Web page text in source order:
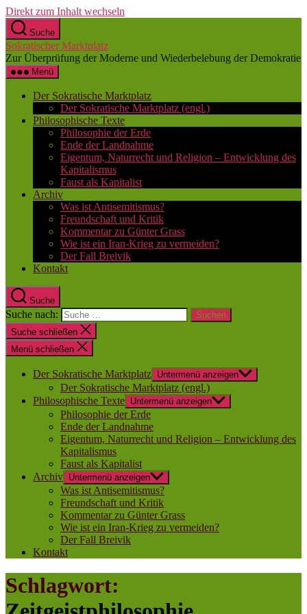
Direkt zum Inhalt wechseln
Suche
Sokratischer Marktplatz
Zur Überprüfung der Moderne und Wiederbelebung der Demokratie
Menü
Der Sokratische Marktplatz
Der Sokratische Marktplatz (engl.)
Philosophische Texte
Philosophie der Erde
Ende der Landnahme
Eigentum, Naturrecht und Religion – Entwicklung des
Kapitalismus
Faust als Kapitalist
Archiv
Was ist Antisemitismus?
Freundschaft und Kritik
Kommentar zu Günter Grass
Wie ist ein Iran-Krieg zu vermeiden?
Der Fall Breivik
Kontakt
Suche
Suche nach:
Suche schließen
Menü schließen
Der Sokratische Marktplatz Untermenü anzeigen
Der Sokratische Marktplatz (engl.)
Philosophische Texte Untermenü anzeigen
Philosophie der Erde
Ende der Landnahme
Eigentum, Naturrecht und Religion – Entwicklung des
Kapitalismus
Faust als Kapitalist
Archiv Untermenü anzeigen
Was ist Antisemitismus?
Freundschaft und Kritik
Kommentar zu Günter Grass
Wie ist ein Iran-Krieg zu vermeiden?
Der Fall Breivik
Kontakt
Schlagwort: